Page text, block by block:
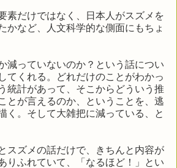
素だけではなく、日本人がスズメを
かなど、人文科学的な側面にもちょ
減っていないのか？という話につい
てくれる。どれだけのことがわかっ
統計があって、そこからどういう推
とが言えるのか、ということを、逃
く。そして大雑把に減っている、と
スズメの話だけで、きちんと内容が
りふれていて、「なるほど！」とい